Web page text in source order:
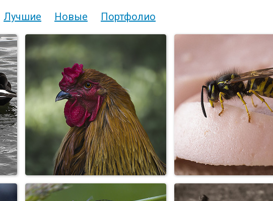
Лучшие Новые Портфолио